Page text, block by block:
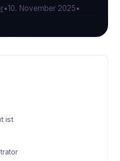
•10. November 2025•
ist